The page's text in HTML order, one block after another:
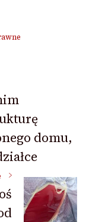
domu,